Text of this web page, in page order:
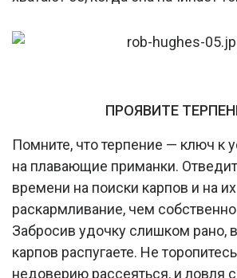
ПРОЯВИТЕ
Помните, что терпение — ключ к
на плавающие приманки.
времени на поиски карпов и на их
раскармливание, чем
Забросив удочку слишком рано,
карпов распугаете. Не
недоверию рассеяться, и ловля